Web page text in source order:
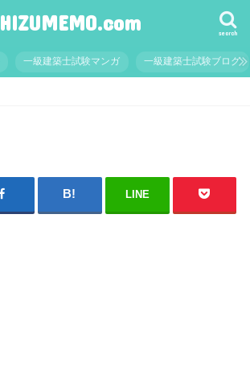
HIZUMEMO.com search
一級建築士試験マンガ 一級建築士試験ブログ
LINE